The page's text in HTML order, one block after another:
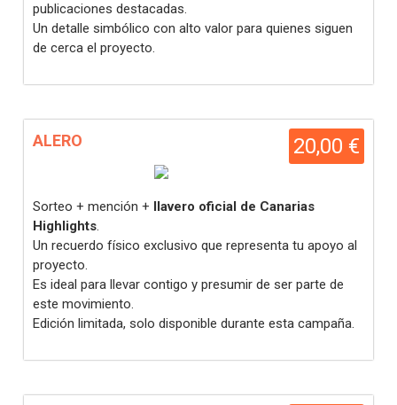
publicaciones destacadas.
Un detalle simbólico con alto valor para quienes siguen
de cerca el proyecto.
20,00 €
ALERO
Sorteo + mención + llavero oficial de Canarias
Highlights.
Un recuerdo físico exclusivo que representa tu apoyo al
proyecto.
Es ideal para llevar contigo y presumir de ser parte de
este movimiento.
Edición limitada, solo disponible durante esta campaña.